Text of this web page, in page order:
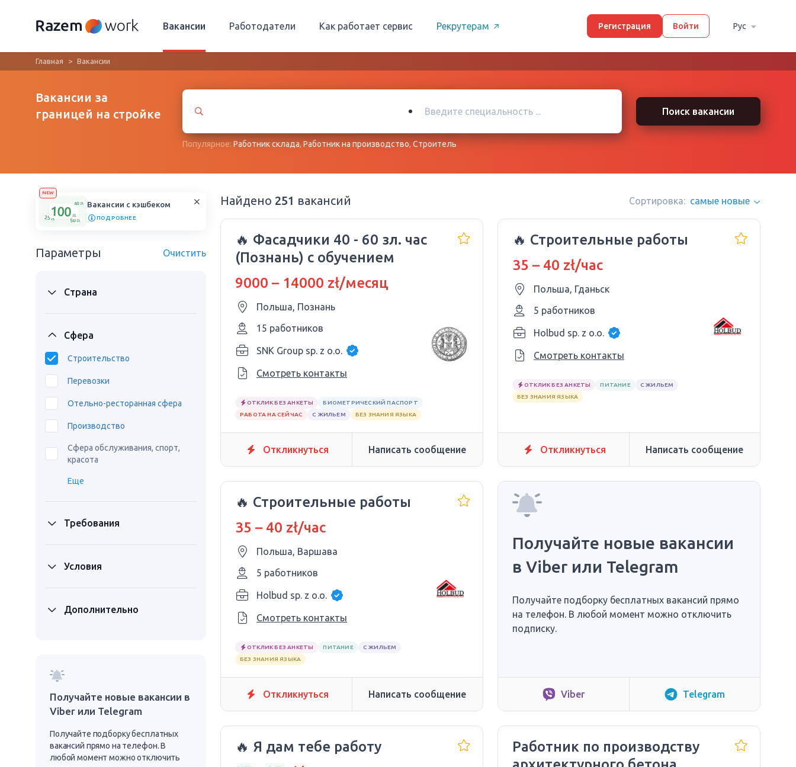
Вакансии Работодатели Как работает сервис Рекрутерам Регистрация Войти Рус
Главная Вакансии
Вакансии за
границей на стройке
Поиск вакансии
Популярное:Работник склада,Работник на производство,Строитель
NEW
Вакансии с кэшбеком
ПОДРОБНЕЕ
Параметры Очистить
Страна
Сфера
Строительство
Перевозки
Отельно-ресторанная сфера
Производство
Сфера обслуживания, спорт,
красота
Еще
Требования
Условия
Дополнительно
Получайте новые вакансии в
Viber или Telegram
Получайте подборку бесплатных
вакансий прямо на телефон. В
любой момент можно отключить
Найдено 251 вакансий Сортировка: самые новые
🔥 Фасадчики 40 - 60 зл. час
(Познань) с обучением
9000 – 14000 zł/месяц
Польша, Познань
15 работников
SNK Group sp. z o.o.
Смотреть контакты
ОТКЛИК БЕЗ АНКЕТЫ
БИОМЕТРИЧЕСКИЙ ПАСПОРТ
РАБОТА НА СЕЙЧАС
С ЖИЛЬЕМ БЕЗ ЗНАНИЯ ЯЗЫКА
Откликнуться Написать сообщение
🔥 Строительные работы
35 – 40 zł/час
Польша, Гданьск
5 работников
Holbud sp. z o.o.
Смотреть контакты
ОТКЛИК БЕЗ АНКЕТЫ ПИТАНИЕ
С ЖИЛЬЕМ
БЕЗ ЗНАНИЯ ЯЗЫКА
Откликнуться Написать сообщение
🔥 Строительные работы
35 – 40 zł/час
Польша, Варшава
5 работников
Holbud sp. z o.o.
Смотреть контакты
ОТКЛИК БЕЗ АНКЕТЫ ПИТАНИЕ
С ЖИЛЬЕМ
БЕЗ ЗНАНИЯ ЯЗЫКА
Откликнуться Написать сообщение
Получайте новые вакансии
в Viber или Telegram
Получайте подборку бесплатных вакансий прямо
на телефон. В любой момент можно отключить
подписку.
Viber Telegram
🔥 Я дам тебе работу
Работник по производству